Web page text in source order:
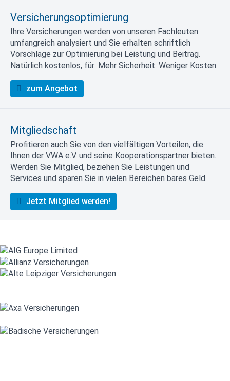
Versicherungsoptimierung
Ihre Versicherungen werden von unseren Fachleuten
umfangreich analysiert und Sie erhalten schriftlich
Vorschläge zur Optimierung bei Leistung und Beitrag.
Natürlich kostenlos, für: Mehr Sicherheit. Weniger Kosten.
zum Angebot
Mitgliedschaft
Profitieren auch Sie von den vielfältigen Vorteilen, die
Ihnen der VWA e.V. und seine Kooperationspartner bieten.
Werden Sie Mitglied, beziehen Sie Leistungen und
Services und sparen Sie in vielen Bereichen bares Geld.
Jetzt Mitglied werden!